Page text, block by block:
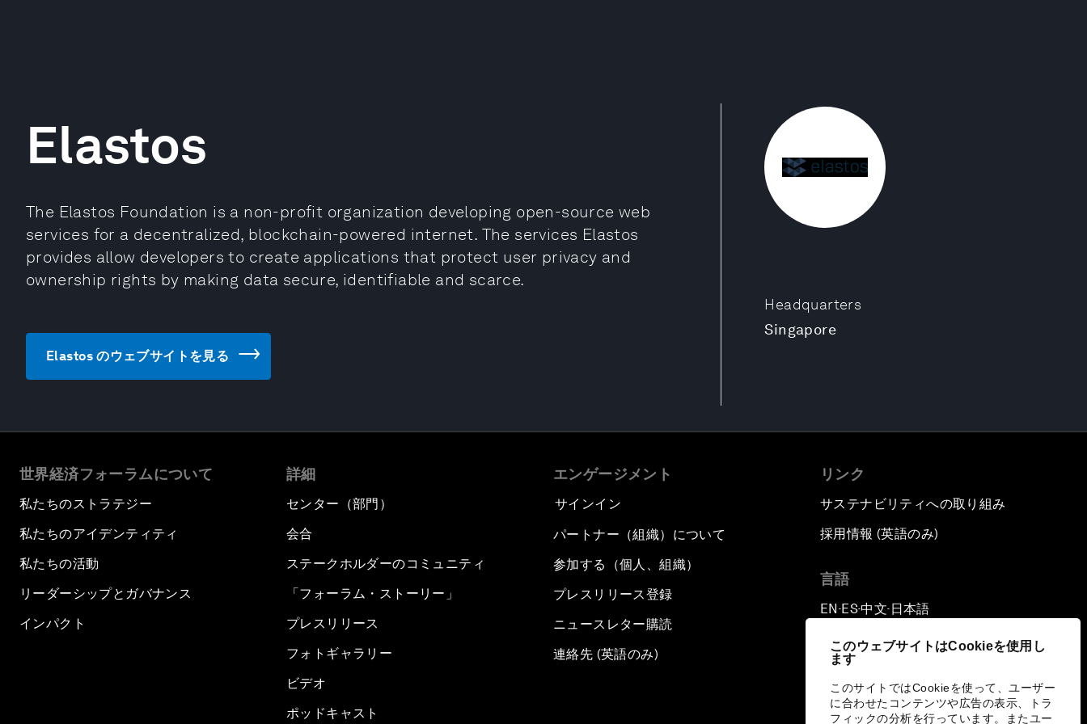
このウェブサイトはCookieを使用し
ます
このサイトではCookieを使って、ユーザー
に合わせたコンテンツや広告の表示、トラ
フィックの分析を行っています。またユー
Headquarters
Singapore
Elastos
The Elastos Foundation is a non-profit organization developing open-source web
services for a decentralized, blockchain-powered internet. The services Elastos
provides allow developers to create applications that protect user privacy and
ownership rights by making data secure, identifiable and scarce.
Elastos のウェブサイトを見る
世界経済フォーラムについて
私たちのストラテジー
私たちのアイデンティティ
私たちの活動
リーダーシップとガバナンス
インパクト
詳細
センター（部門）
会合
ステークホルダーのコミュニティ
「フォーラム・ストーリー」
プレスリリース
フォトギャラリー
ビデオ
ポッドキャスト
エンゲージメント
サインイン
パートナー（組織）について
参加する（個人、組織）
プレスリリース登録
ニュースレター購読
連絡先 (英語のみ)
リンク
サステナビリティへの取り組み
採用情報 (英語のみ)
言語
EN ▪ES▪中文▪ 日本語